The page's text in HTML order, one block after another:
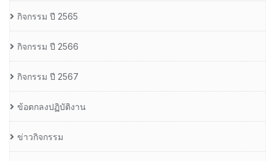
กิจกรรม ปี 2565
กิจกรรม ปี 2566
กิจกรรม ปี 2567
ข้อตกลงปฏิบัติงาน
ข่าวกิจกรรม